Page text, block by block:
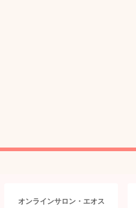
オンラインサロン・エオス